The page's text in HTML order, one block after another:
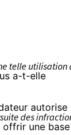
telle utilisation
a-t-elle
autorise
des
offrir une base